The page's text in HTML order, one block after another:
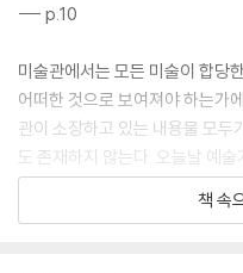
--- p.10
미술관에서는 모든 미술이 합당
어떠한 것으로 보여져야 하는가
관이 소장하고 있는 내용물 모두
도 존재하지 않는다. 오늘날 예
채워진 장소로 여기지 않고 살아
책 속